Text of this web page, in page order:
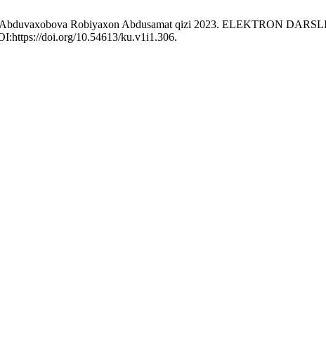
Abduvaxobova Robiyaxon Abdusamat qizi 2023. ELEKTRON
doi.org/10.54613/ku.v1i1.306.